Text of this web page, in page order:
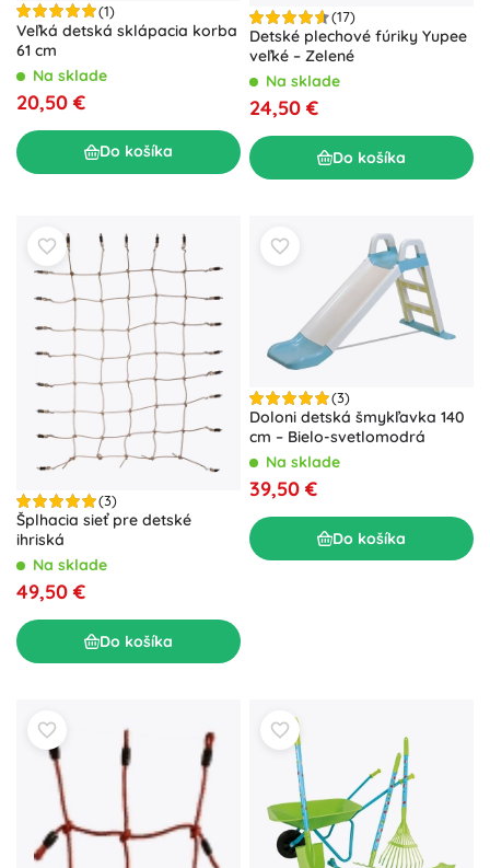
(1)
Veľká detská sklápacia korba
61 cm
Na sklade
20,50 €
Do košíka
(17)
Detské plechové fúriky Yupee
veľké – Zelené
Na sklade
24,50 €
Do košíka
(3)
Šplhacia sieť pre detské
ihriská
Na sklade
49,50 €
Do košíka
(3)
Doloni detská šmykľavka 140
cm – Bielo-svetlomodrá
Na sklade
39,50 €
Do košíka